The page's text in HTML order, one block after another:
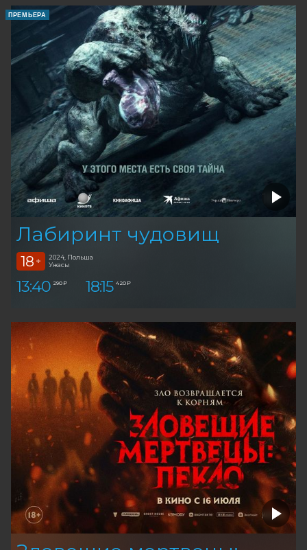
ПРЕМЬЕРА
Лабиринт чудовищ
18 +
2024, Польша
Ужасы
13:40 290 ₽ 18:15 420 ₽